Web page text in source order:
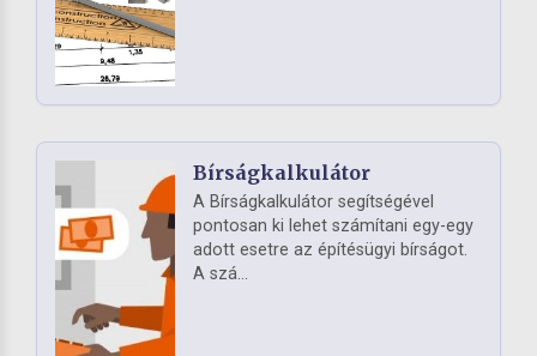
Bírságkalkulátor
A Bírságkalkulátor segítségével
pontosan ki lehet számítani egy-egy
adott esetre az építésügyi bírságot.
A szá...